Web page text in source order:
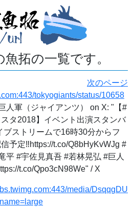
拓の一覧です。
次のページ
tokyogiants/status/10658
人軍（ジャイアンツ） on X: "【#
タ2018】イベント出演スタンバ
ストリームで16時30分からフ
予定‼️https://t.co/Q8bHyKvWJg #
平 #宇佐見真吾 #若林晃弘 #巨人
t.co/Qpo3cN98We" / X
media/DsqqgDU